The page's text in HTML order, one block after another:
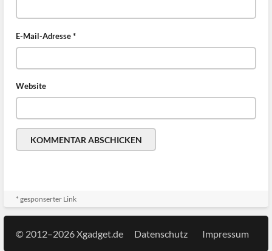
E-Mail-Adresse*
Website
* gesponserter Link
© 2012–2026 Xgadget.de Datenschutz Impressum